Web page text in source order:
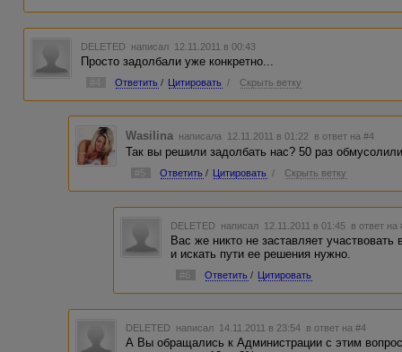
DELETED написал 12.11.2011 в 00:43
Просто задолбали уже конкретно...
Ответить / Цитировать / Скрыть ветку
Wasilina написала 12.11.2011 в 01:22 в ответ на #4
Так вы решили задолбать нас? 50 раз
#5 Ответить / Цитировать / Скрыть ветку
DELETED написал 12.11.2011 в 01:45 в ответ на
Вас же никто не заставляет
и искать пути ее решения нужно.
#6 Ответить / Цитировать
DELETED написал 14.11.2011 в 23:54 в ответ на #4
А Вы обращались к Администрации с этим